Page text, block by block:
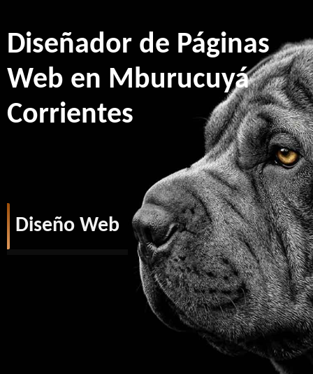
Diseñador de Páginas
Web en Mburucuyá
Corrientes
Diseño Web